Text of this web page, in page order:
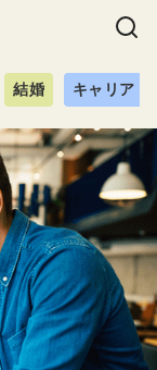
結婚 キャリア